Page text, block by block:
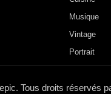
Musique
Vintage
Portrait
Tous droits réservés